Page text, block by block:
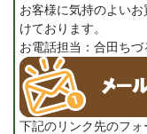
お客様に気持のよい
けております。
お電話担当：合田ちづ
下記のリンク先のフォ